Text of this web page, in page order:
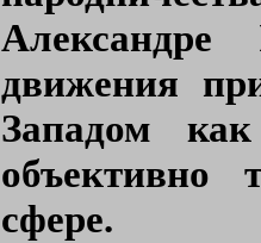
движения
Западом
объективно
сфере.